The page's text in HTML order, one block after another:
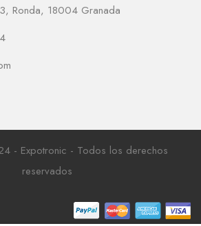
Ronda, 18004 Granada
- Expotronic - Todos los derechos
reservados